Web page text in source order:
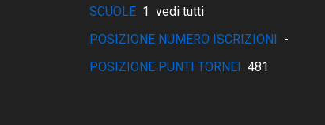
SCUOLE 1 vedi tutti
POSIZIONE NUMERO ISCRIZIONI -
POSIZIONE PUNTI TORNEI 481